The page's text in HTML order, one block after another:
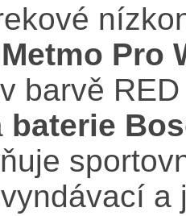
Pro
barvě
baterie